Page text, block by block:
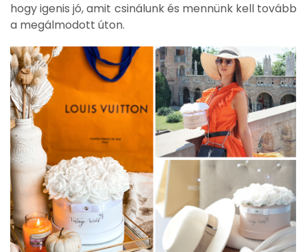
hogy igenis jó, amit csinálunk és mennünk kell tovább
a megálmodott úton.